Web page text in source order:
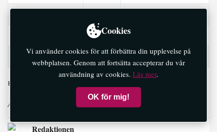
32 år Medborgerlig Samling
Tore Wibom 18 år Volt
Källa: Valmyndigheten 7 maj 2026
Artikeln är skriven i samarbete med Newsworthy.
Redaktionen
Cookies
Vi använder cookies för att förbättra din upplevelse på
webbplatsen. Genom att fortsätta accepterar du vår
användning av cookies. Läs mer.
OK för mig!